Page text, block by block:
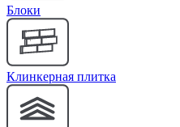
Блоки
Клинкерная плитка